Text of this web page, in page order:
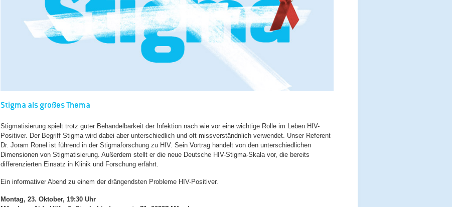
Stigma als großes Thema
Stigmatisierung spielt trotz guter Behandelbarkeit der Infektion nach wie vor eine wichtige Rolle im Leben HIV-
Positiver. Der Begriff Stigma wird dabei aber unterschiedlich und oft missverständnlich verwendet. Unser Referent
Dr. Joram Ronel ist führend in der Stigmaforschung zu HIV. Sein Vortrag handelt von den unterschiedlichen
Dimensionen von Stigmatisierung. Außerdem stellt er die neue Deutsche HIV-Stigma-Skala vor, die bereits
differenzierten Einsatz in Klinik und Forschung erfährt.
Ein informativer Abend zu einem der drängendsten Probleme HIV-Positiver.
Montag, 23. Oktober, 19:30 Uhr